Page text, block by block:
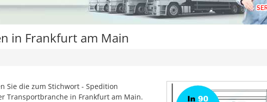
in Frankfurt am Main
Sie die zum Stichwort - Spedition
Transportbranche in Frankfurt am Main.